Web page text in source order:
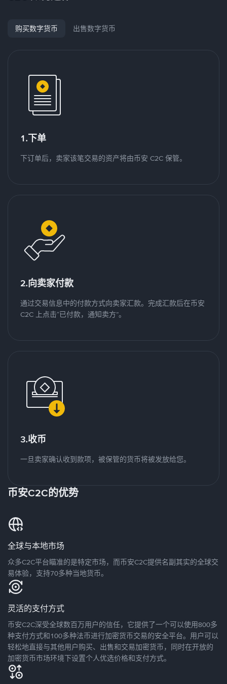
购买数字货币 出售数字货币
1.下单
下订单后，卖家该笔交易的资产将由币安 C2C 保管。
2.向卖家付款
通过交易信息中的付款方式向卖家汇款。完成汇款后在币安
C2C 上点击“已付款，通知卖方”。
3.收币
一旦卖家确认收到款项，被保管的货币将被发放给您。
币安C2C的优势
全球与本地市场
众多C2C平台瞄准的是特定市场，而币安C2C提供名副其实的全球交
易体验，支持70多种当地货币。
灵活的支付方式
币安C2C深受全球数百万用户的信任，它提供了一个可以使用800多
种支付方式和100多种法币进行加密货币交易的安全平台。用户可以
轻松地直接与其他用户购买、出售和交易加密货币，同时在开放的
加密货币市场环境下设置个人优选价格和支付方式。